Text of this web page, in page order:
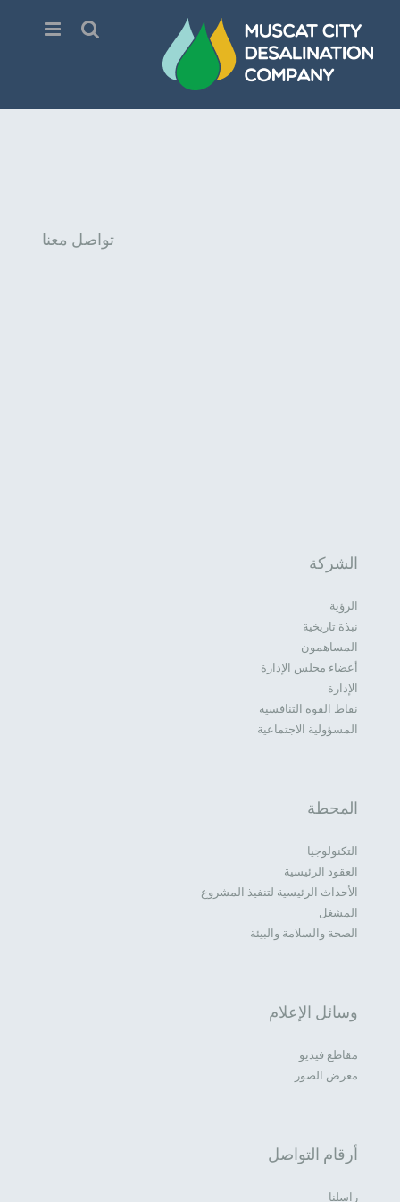
content
تواصل معنا
الشركة
الرؤية
نبذة تاريخية
المساهمون
أعضاء مجلس الإدارة
الإدارة
نقاط القوة التنافسية
المسؤولية الاجتماعية
المحطة
التكنولوجيا
العقود الرئيسية
الأحداث الرئيسية لتنفيذ المشروع
المشغل
الصحة والسلامة والبيئة
وسائل الإعلام
مقاطع فيديو
معرض الصور
أرقام التواصل
راسلنا